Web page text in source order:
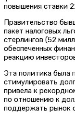
повышения ставки
Правительство
пакет налоговых
стерлингов (52
обеспеченных
реакцию
Эта политика была
стимулировать
привела к
по отношению к
поддержать рынок